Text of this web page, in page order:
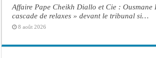
Affaire Pape Cheikh Diallo et Cie : Ousmane
cascade de relaxes » devant le tribunal si…
8 août 2026